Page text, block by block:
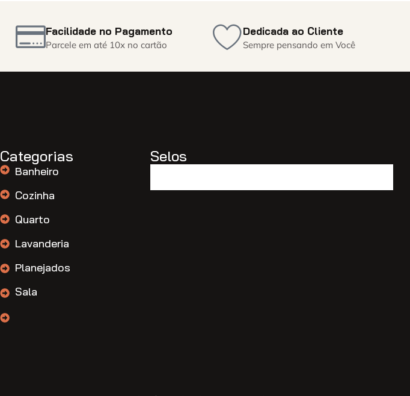
Facilidade no Pagamento
Parcele em até 10x no cartão
Dedicada ao Cliente
Sempre pensando em Você
Categorias
Banheiro
Cozinha
Quarto
Lavanderia
Planejados
Sala
Selos